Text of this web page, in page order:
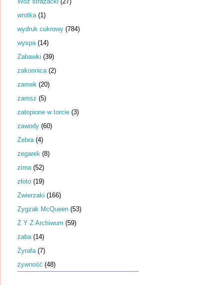
wrotka (1)
wydruk cukrowy (784)
wyspa (14)
Zabawki (39)
zakonnica (2)
zamek (20)
zamsz (5)
zatopione w torcie (3)
zawody (60)
Zebra (4)
zegarek (8)
zima (52)
złoto (19)
Zwierzaki (166)
Zygzak McQueen (53)
Ż Y Z Archiwum (59)
żaba (14)
Żyrafa (7)
żywność (48)